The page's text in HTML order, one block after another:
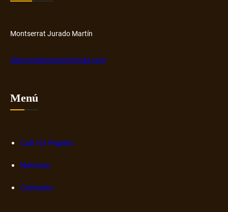
Montserrat Jurado Martín
platcomdiamante@gmail.com
Menú
Call for Papers
Noticias
Contacto